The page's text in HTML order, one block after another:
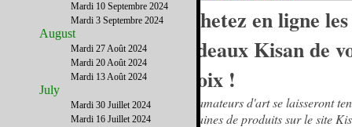
Achetez en ligne les
cadeaux Kisan de
choix !
Les amateurs d'art se laisseront
centaines de produits sur le site
Mardi 10 Septembre 2024
Mardi 3 Septembre 2024
August
Mardi 27 Août 2024
Mardi 20 Août 2024
Mardi 13 Août 2024
July
Mardi 30 Juillet 2024
Mardi 16 Juillet 2024